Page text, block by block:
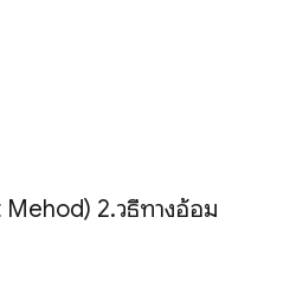
2.วิธีทางอ้อม